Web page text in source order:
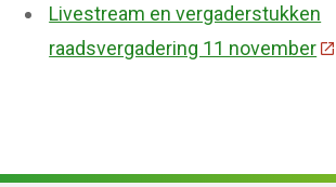
Livestream en vergaderstukken
raadsvergadering 11 november